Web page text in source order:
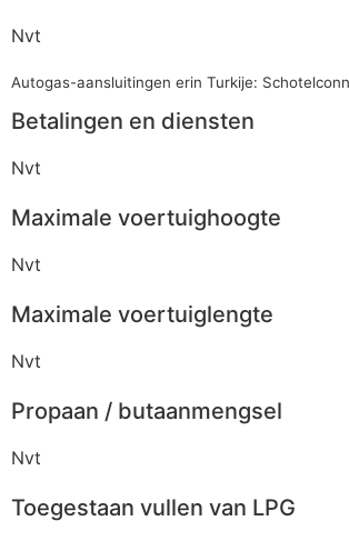
Nvt
Autogas-aansluitingen erin Turkije:
Betalingen en diensten
Nvt
Maximale voertuighoogte
Nvt
Maximale voertuiglengte
Nvt
Propaan / butaanmengsel
Nvt
Toegestaan vullen van LPG